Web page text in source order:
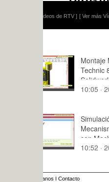
[ Ver más Vídeos didácticos ]
Montaje Modelo Lego
Technic 8459-2 con
Solidworks ¿ 10 de 15
10:05 · 2017
Simulación
Mecanismo a-z-1133
con Mechanica - 15 de
29
10:52 · 2017